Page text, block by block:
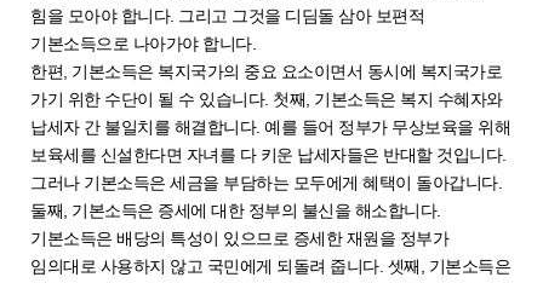
힘을 모아야 합니다. 그리고 그것을 디딤돌 삼아 보편적
기본소득으로 나아가야 합니다.
한편, 기본소득은 복지국가의 중요 요소이면서 동시에 복지국가로
가기 위한 수단이 될 수 있습니다. 첫째, 기본소득은 복지 수혜자와
납세자 간 불일치를 해결합니다. 예를 들어 정부가 무상보육을 위해
보육세를 신설한다면 자녀를 다 키운 납세자들은 반대할 것입니다.
그러나 기본소득은 세금을 부담하는 모두에게 혜택이 돌아갑니다.
둘째, 기본소득은 증세에 대한 정부의 불신을 해소합니다.
기본소득은 배당의 특성이 있으므로 증세한 재원을 정부가
임의대로 사용하지 않고 국민에게 되돌려 줍니다. 셋째, 기본소득은